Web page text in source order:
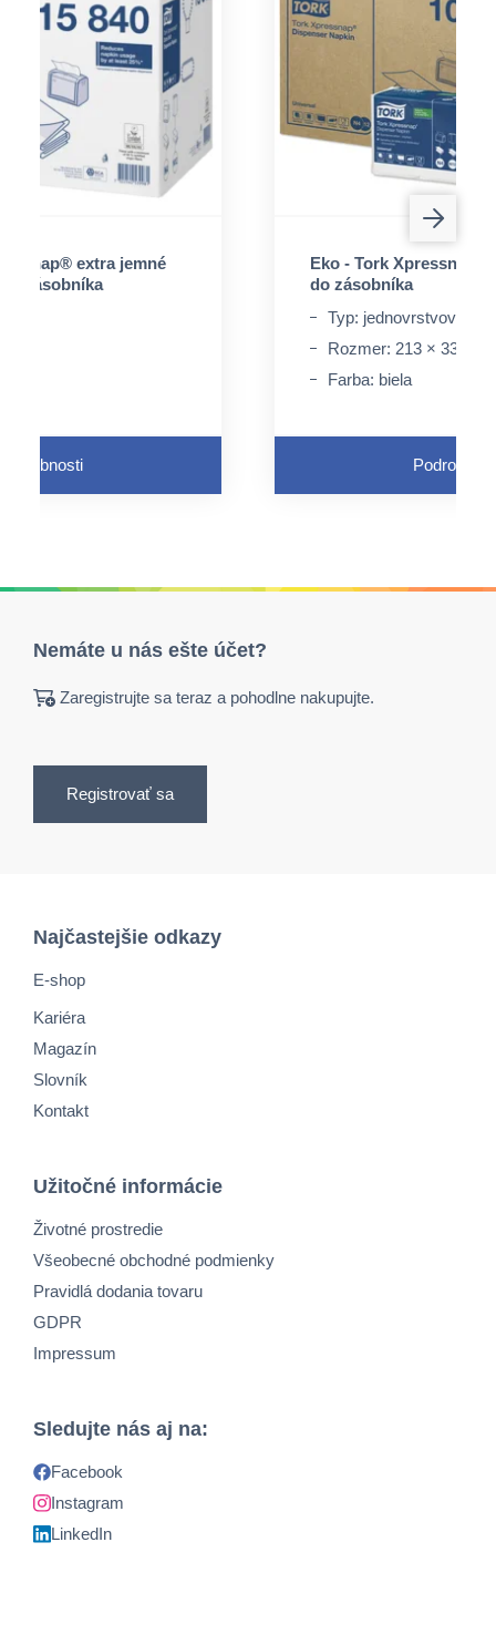
extra jemné
zásobníka
Eko - Tork Xpressnap®
do zásobníka
Typ: jednovrstvové
Rozmer: 213 × 330
Farba: biela
Nemáte u nás ešte účet?
Zaregistrujte sa teraz a pohodlne nakupujte.
Registrovať sa
Najčastejšie odkazy
E-shop
Kariéra
Magazín
Slovník
Kontakt
Užitočné informácie
Životné prostredie
Všeobecné obchodné podmienky
Pravidlá dodania tovaru
GDPR
Impressum
Sledujte nás aj na:
Facebook
Instagram
LinkedIn